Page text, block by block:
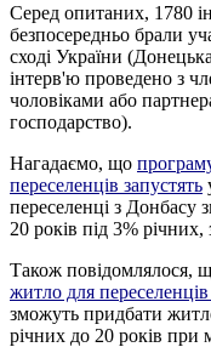
Серед опитаних, 1780
безпосередньо брали
сході України
інтерв'ю проведено з
чоловіками або
господарство).
Нагадаємо, що
переселенців запустять
переселенці з Донбасу
20 років під 3%
Також повідомлялося,
житло для
зможуть придбати
річних до 20 років при